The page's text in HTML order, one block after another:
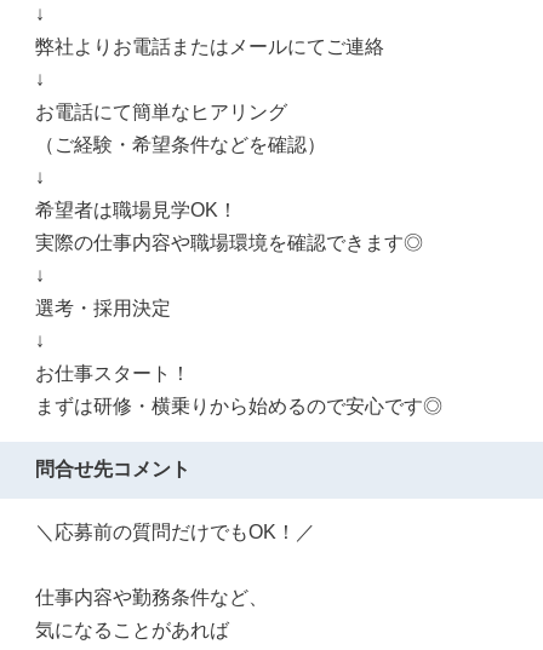
↓
弊社よりお電話またはメールにてご連絡
↓
お電話にて簡単なヒアリング
（ご経験・希望条件などを確認）
↓
希望者は職場見学OK！
実際の仕事内容や職場環境を確認できます◎
↓
選考・採用決定
↓
お仕事スタート！
まずは研修・横乗りから始めるので安心です◎
問合せ先コメント
＼応募前の質問だけでもOK！／
仕事内容や勤務条件など、
気になることがあれば